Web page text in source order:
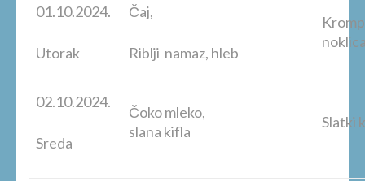
01.10.2024.
Utorak
Čaj,
Riblji namaz, hleb
02.10.2024.
Sreda
Čoko mleko,
slana kifla
Slatki